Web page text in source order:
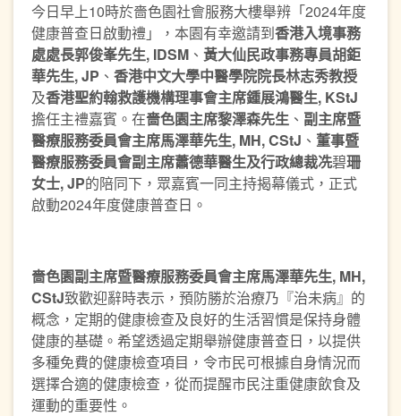
今日早上10時於嗇色園社會服務大樓舉辨「2024年度
健康普查日啟動禮」，本園有幸邀請到香港入境事務
處處長郭俊峯先生, IDSM 、 黃大仙民政事務專員胡鉅
華先生, JP 、 香港中文大學中醫學院院長林志秀教授
及香港聖約翰救護機構理事會主席鍾展鴻醫生, KStJ
擔任主禮嘉賓。在嗇色園主席黎澤森先生 、 副主席暨
醫療服務委員會主席馬澤華先生, MH,CStJ 、 董事暨
醫療服務委員會副主席蕭德華醫生及行政總裁冼碧珊
女士, JP的陪同下，眾嘉賓一同主持揭幕儀式，正式
啟動2024年度健康普查日。
嗇色園副主席暨醫療服務委員會主席馬澤華先生, MH,
CStJ致歡迎辭時表示，預防勝於治療乃『治未病』的
概念，定期的健康檢查及良好的生活習慣是保持身體
健康的基礎。希望透過定期舉辦健康普查日，以提供
多種免費的健康檢查項目，令市民可根據自身情況而
選擇合適的健康檢查，從而提醒市民注重健康飲食及
運動的重要性。